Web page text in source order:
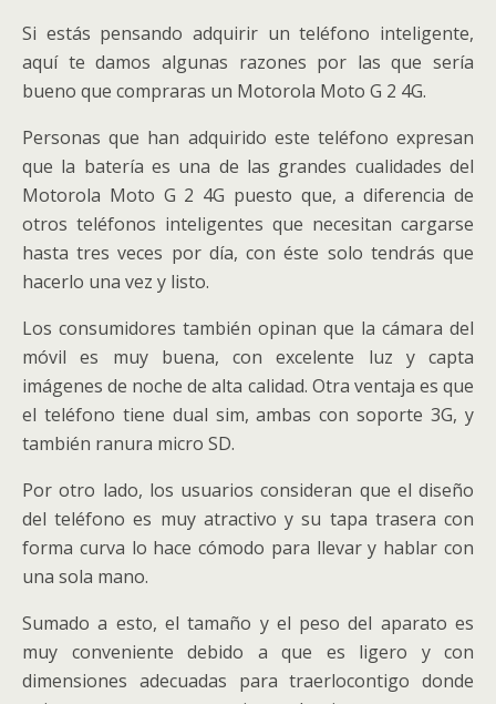
Si estás pensando adquirir un teléfono inteligente,
aquí te damos algunas razones por las que sería
bueno que compraras un Motorola Moto G 2 4G.
Personas que han adquirido este teléfono expresan
que la batería es una de las grandes cualidades del
Motorola Moto G 2 4G puesto que, a diferencia de
otros teléfonos inteligentes que necesitan cargarse
hasta tres veces por día, con éste solo tendrás que
hacerlo una vez y listo.
Los consumidores también opinan que la cámara del
móvil es muy buena, con excelente luz y capta
imágenes de noche de alta calidad. Otra ventaja es que
el teléfono tiene dual sim, ambas con soporte 3G, y
también ranura micro SD.
Por otro lado, los usuarios consideran que el diseño
del teléfono es muy atractivo y su tapa trasera con
forma curva lo hace cómodo para llevar y hablar con
una sola mano.
Sumado a esto, el tamaño y el peso del aparato es
muy conveniente debido a que es ligero y con
dimensiones adecuadas para traerlocontigo donde